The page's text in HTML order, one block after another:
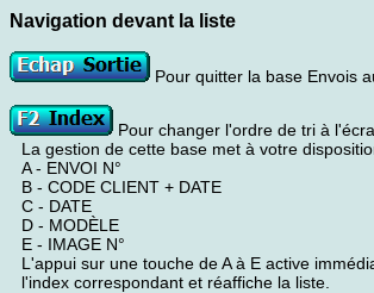
Navigation devant la liste
Pour quitter la base Envois
Pour changer l'ordre de tri à
La gestion de cette base met à votre
A - ENVOI N°
B - CODE CLIENT + DATE
C - DATE
D - MODÈLE
E - IMAGE N°
L'appui sur une touche de A à E active
l'index correspondant et réaffiche la liste.